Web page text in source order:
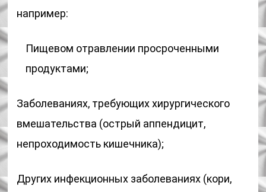
например:
Пищевом отравлении просроченными
продуктами;
Заболеваниях, требующих хирургического
вмешательства (острый аппендицит,
непроходимость кишечника);
Других инфекционных заболеваниях (кори,